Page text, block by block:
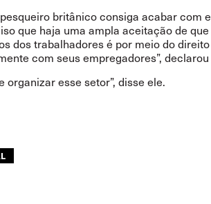
britânico consiga acabar com
que haja uma ampla aceitação de
dos trabalhadores é por meio do
com seus empregadores”,
organizar esse setor”, disse ele.